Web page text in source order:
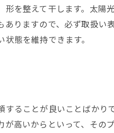
を整えて干します。太
りますので、必ず取扱
態を維持できます。
ることが良いことばか
高いからといって、そ